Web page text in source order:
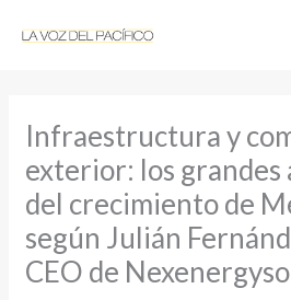
Infraestructura y
exterior: los grandes
del crecimiento de
según Julián
CEO de